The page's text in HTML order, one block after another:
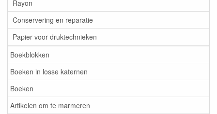
Rayon
Conservering en reparatie
Papier voor druktechnieken
Boekblokken
Boeken in losse katernen
Boeken
Artikelen om te marmeren